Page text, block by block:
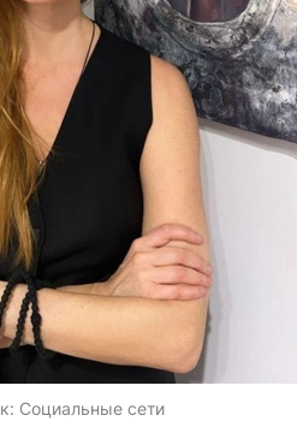
Социальные сети